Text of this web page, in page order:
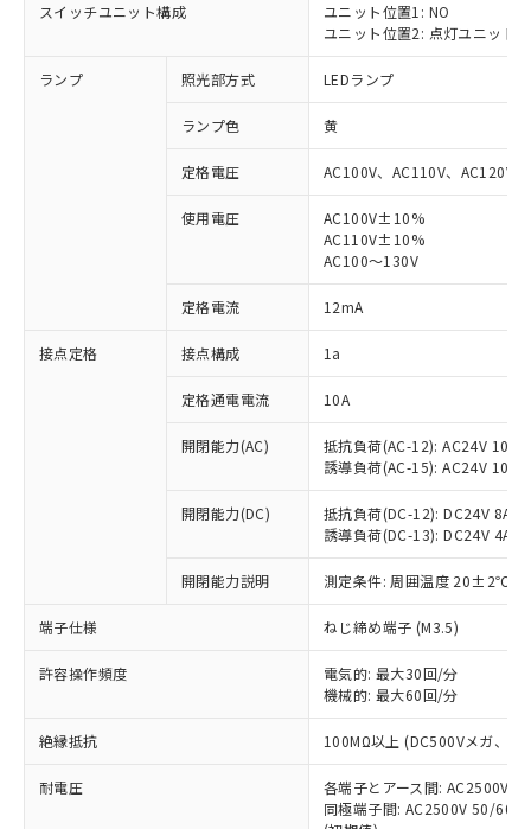
スイッチユニット構成
ユニット位置1: NO
ユニット位置2: 点灯ユニット
ランプ 照光部方式 LEDランプ
ランプ色 黄
定格電圧 AC100V、AC110V、AC120V
使用電圧
AC100V±10%
AC110V±10%
AC100～130V
定格電流 12mA
接点定格 接点構成 1a
定格通電電流 10A
開閉能力(AC)
抵抗負荷(AC-12): AC24V 10A/
誘導負荷(AC-15): AC24V
開閉能力(DC)
抵抗負荷(DC-12): DC24V 8A/
誘導負荷(DC-13): DC24V 4A/
開閉能力説明 測定条件: 周囲温度 20±2℃、
端子仕様 ねじ締め端子 (M3.5)
許容操作頻度
電気的: 最大30回/分
機械的: 最大60回/分
絶縁抵抗 100MΩ以上 (DC500Vメガ、点
耐電圧
各端子とアース間: AC2500V
同極端子間: AC2500V 50/
ご利用条件
以下の条件をお読みいただき、同意のうえ
本サービスは、当社制御機器事業取扱
商品の当社在庫状況および標準価格
(税抜)を提供させていただくもので
当社制御機器事業取扱商品の中には、
ことをご了承ください。
在庫状況および標準価格照会結果は、
記載している更新日時点での社内デー
タに基づき作成されるものであり、閲
覧された時点での実際の在庫および標
準価格とは異なる場合があることをご
対応済み：EU RoHS指令（10物質）の
非含有に対応した製品が提供可能な商品で
す。
対応予定：EU RoHS指令（10物質）の非含
有に対応した製品に切り替える予定のある
対応予定なし：EU RoHS指令（10物質）の
非含有に非対応の商品で、対応品を出す予
調査・確認中：EU RoHS指令（10物質）の
非含有の対応状況を調査中または確認中の
非該当品：ライセンス料など無形物で、有
害物質有無と関係のない商品です。
仕入先様の事情により、非含有部品として
いたものが、含有品と判明した場合などや
むを得ず変更することがあります。
*EU RoHS指令（10物質）：
鉛(Pb) 1000ppm以下、 水銀(Hg) 1000ppm以下、 カド
六価クロム(Cr(Ⅵ)) 1000ppm以下、ポリ臭化ビフェニル
類(PBB) 1000ppm以下、ポリ臭化ジフェニルエーテル類
「○」：最大均質材料含有率が中国RoHSの
基準値以下であることを示します。
「×」：最大均質材料含有率が中国RoHSの
基準値を超えていることを示します。
「－」：未確認です。当社販売部門へお問
*中国RoHS10物質の基準値 (GB/T26572)：
Pb(鉛) :1000ppm、 Hg(水銀) : 1000ppm、 Cd(カドミウ
Cr(Ⅵ)(六価クロム) : 1000ppm、 PBBs(ポリ臭化ビフェ
当社は、これら貴社製品のうち、外国
為替および外国貿易法に定める商品
または国外への提供する場合は、日本
国政府の輸出許可(または役務取引許
可)を取得するなどの必要な手続きを